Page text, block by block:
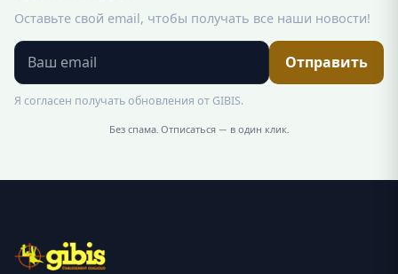
Оставьте свой email, чтобы получать все наши новости!
Отправить
Я согласен получать обновления от GIBIS.
Без спама. Отписаться — в один клик.